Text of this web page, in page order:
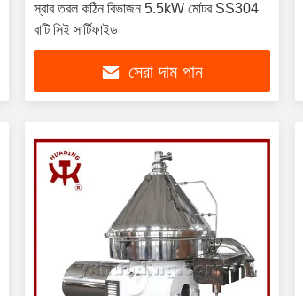
স্রাব তরল কঠিন বিভাজন 5.5kW মোটর SS304
বাটি সিই সার্টিফাইড
সেরা দাম পান